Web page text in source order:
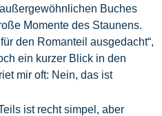
Buches
Momente des Staunens.
den Romanteil ausgedacht“,
ein kurzer Blick in den
mir oft: Nein, das ist
ist recht simpel, aber